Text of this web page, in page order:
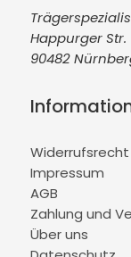
Happurger Str.
90482
Widerrufsrecht
Impressum
AGB
Zahlung und
Über uns